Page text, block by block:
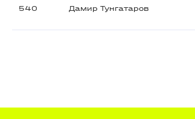
540 Дамир Тунгатаров